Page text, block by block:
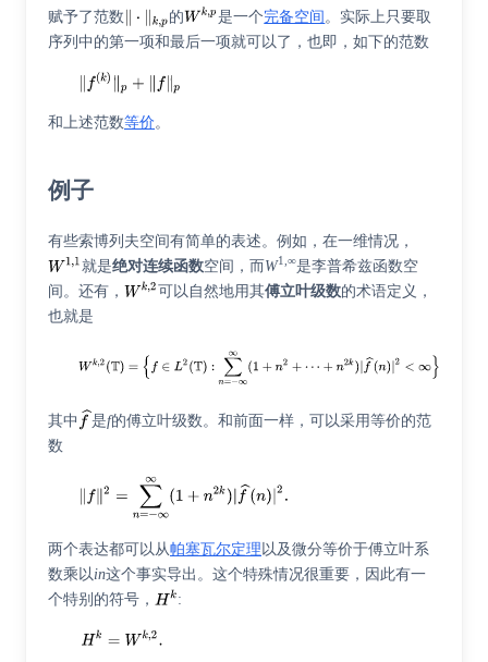
赋予了范数 的 是一个完备空间 。实际上只要取
序列中的第一项和最后一项就可以了，也即，如下的范数
和上述范数等价。
例子
有些索博列夫空间有简单的表述。例如，在一维情况，
就是绝对连续函数空间，而 W1,∞是李普希兹函数空
间。还有，
可以自然地用其傅立叶级数的术语定义，
也就是
其中 是f的傅立叶级数。和前面一样，可以采用等价的范
数
两个表达都可以从帕塞瓦尔定理 以及微分等价于傅立叶系
数乘以in这个事实导出。这个特殊情况很重要，因此有一
个特别的符号，
: